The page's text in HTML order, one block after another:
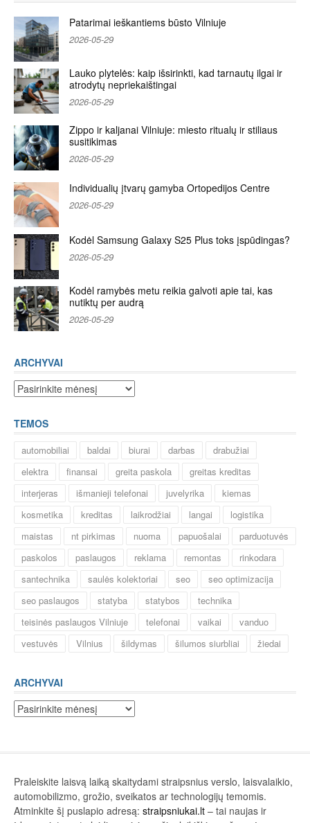
Patarimai ieškantiems būsto Vilniuje
2026-05-29
Lauko plytelės: kaip išsirinkti, kad tarnautų ilgai ir
atrodytų nepriekaištingai
2026-05-29
Zippo ir kaljanai Vilniuje: miesto ritualų ir stiliaus
susitikimas
2026-05-29
Individualių įtvarų gamyba Ortopedijos Centre
2026-05-29
Kodėl Samsung Galaxy S25 Plus toks įspūdingas?
2026-05-29
Kodėl ramybės metu reikia galvoti apie tai, kas
nutiktų per audrą
2026-05-29
ARCHYVAI
Archyvai
TEMOS
automobiliai baldai biurai darbas
drabužiai
elektra
finansai greita paskola
greitas kreditas
interjeras
išmanieji telefonai juvelyrika
kiemas
kosmetika
kreditas laikrodžiai langai
logistika
maistas
nt pirkimas nuoma papuošalai
parduotuvės
paskolos
paslaugos reklama remontas
rinkodara
santechnika
saulės kolektoriai seo
seo optimizacija
seo paslaugos
statyba statybos
technika
teisinės paslaugos Vilniuje
telefonai vaikai
vanduo
vestuvės
Vilnius šildymas šilumos siurbliai žiedai
ARCHYVAI
Archyvai
Praleiskite laisvą laiką skaitydami straipsnius verslo, laisvalaikio,
automobilizmo, grožio, sveikatos ar technologijų temomis.
Atminkite šį puslapio adresą: straipsniukai.lt – tai naujas ir